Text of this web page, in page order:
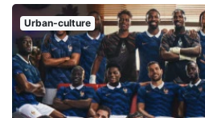
Urban-culture